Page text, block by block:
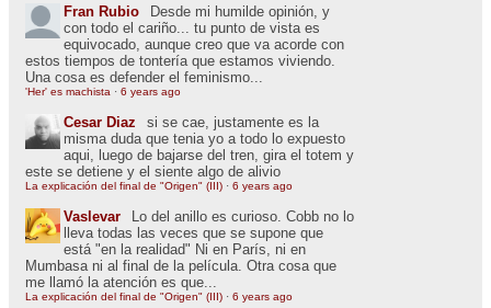
Fran Rubio
Desde mi humilde opinión, y
con todo el cariño... tu punto de vista es
equivocado, aunque creo que va acorde con
estos tiempos de tontería que estamos viviendo.
Una cosa es defender el feminismo...
'Her' es machista · 6 years ago
Cesar Diaz
si se cae, justamente es la
misma duda que tenia yo a todo lo expuesto
aqui, luego de bajarse del tren, gira el totem y
este se detiene y el siente algo de alivio
La explicación del final de "Origen" (III) · 6 years ago
Vaslevar
Lo del anillo es curioso. Cobb no lo
lleva todas las veces que se supone que
está "en la realidad" Ni en París, ni en
Mumbasa ni al final de la película. Otra cosa que
me llamó la atención es que...
La explicación del final de "Origen" (III) · 6 years ago